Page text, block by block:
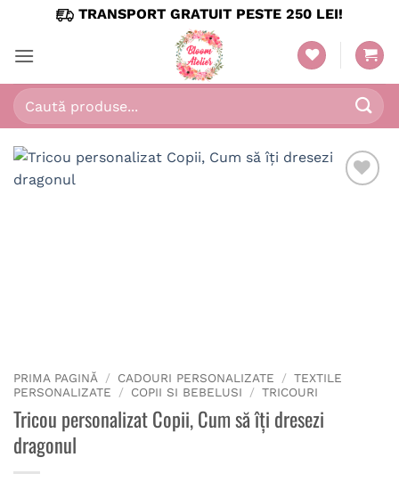
content
TRANSPORT GRATUIT PESTE 250 LEI!
Caută
după:
PRIMA PAGINĂ / CADOURI PERSONALIZATE / TEXTILE
PERSONALIZATE
/ COPII SI BEBELUSI / TRICOURI
Tricou personalizat Copii, Cum să îți dresezi
dragonul